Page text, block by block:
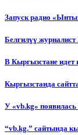
Запуск радио
Белгилүү
В Кыргызстане идет
Кыргызстанда
У «vb.kg»
“vb.kg.” сайтында